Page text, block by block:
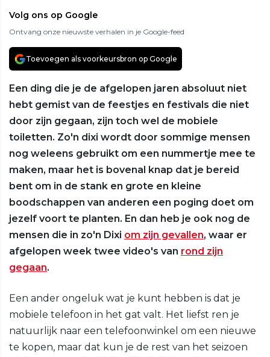
Volg ons op Google
Ontvang onze nieuwste verhalen in je Google-feed
Toevoegen als voorkeursbron op Google
Een ding die je de afgelopen jaren absoluut niet
hebt gemist van de feestjes en festivals die niet
door zijn gegaan, zijn toch wel de mobiele
toiletten. Zo'n dixi wordt door sommige mensen
nog weleens gebruikt om een nummertje mee te
maken, maar het is bovenal knap dat je bereid
bent om in de stank en grote en kleine
boodschappen van anderen een poging doet om
jezelf voort te planten. En dan heb je ook nog de
mensen die in zo'n Dixi om zijn gevallen, waar er
afgelopen week twee video's van rond zijn
gegaan.
Een ander ongeluk wat je kunt hebben is dat je
mobiele telefoon in het gat valt. Het liefst ren je
natuurlijk naar een telefoonwinkel om een nieuwe
te kopen, maar dat kun je de rest van het seizoen